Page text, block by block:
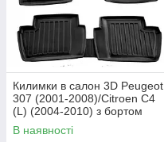
Килимки в салон 3D Peugeot
307 (2001-2008)/Citroen C4
(L) (2004-2010) з бортом
В наявності